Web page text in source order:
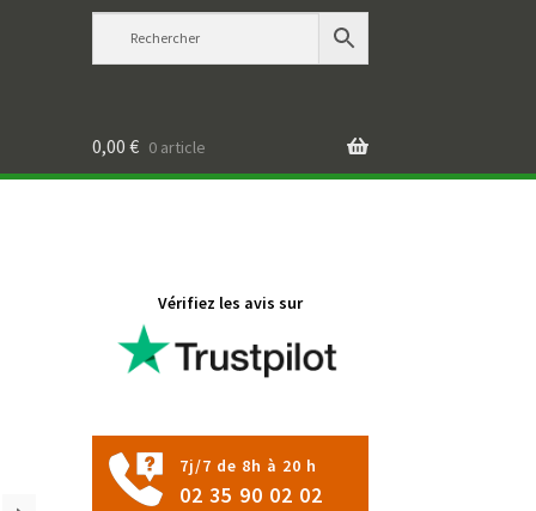
0,00 € 0 article
Vérifiez les avis sur
7j/7 de 8h à 20 h
02 35 90 02 02